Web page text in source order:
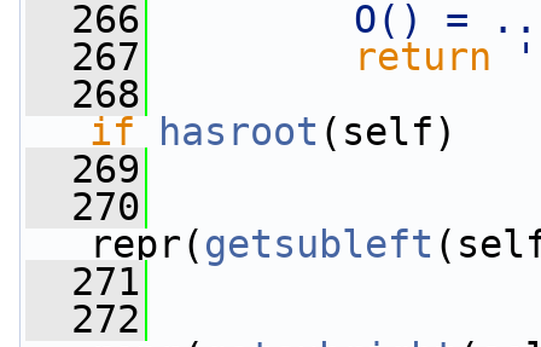
  266
O() =
  267
return
  268
if
hasroot (self)
  269
  270
repr(getsubleft
  271
  272